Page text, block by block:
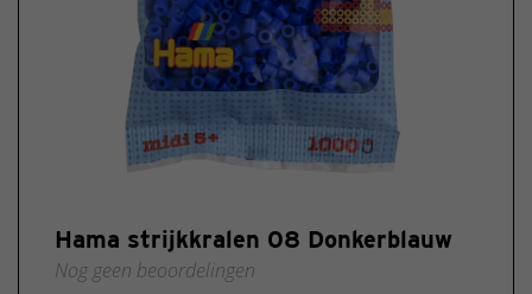
Hama strijkkralen 08 Donkerblauw
Nog geen beoordelingen